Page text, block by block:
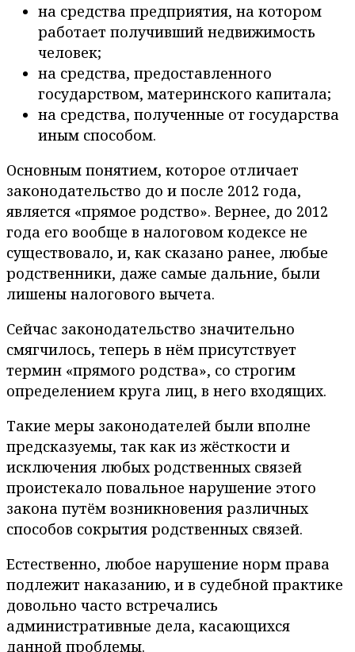
на средства предприятия, на котором
работает получивший недвижимость
человек;
на средства, предоставленного
государством, материнского капитала;
на средства, полученные от государства
иным способом.
Основным понятием, которое отличает
законодательство до и после 2012 года,
является «прямое родство». Вернее, до 2012
года его вообще в налоговом кодексе не
существовало, и, как сказано ранее, любые
родственники, даже самые дальние, были
лишены налогового вычета.
Сейчас законодательство значительно
смягчилось, теперь в нём присутствует
термин «прямого родства», со строгим
определением круга лиц, в него входящих.
Такие меры законодателей были вполне
предсказуемы, так как из жёсткости и
исключения любых родственных связей
проистекало повальное нарушение этого
закона путём возникновения различных
способов сокрытия родственных связей.
Естественно, любое нарушение норм права
подлежит наказанию, и в судебной практике
довольно часто встречались
административные дела, касающихся
данной проблемы.